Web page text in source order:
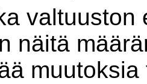
valtuuston
näitä